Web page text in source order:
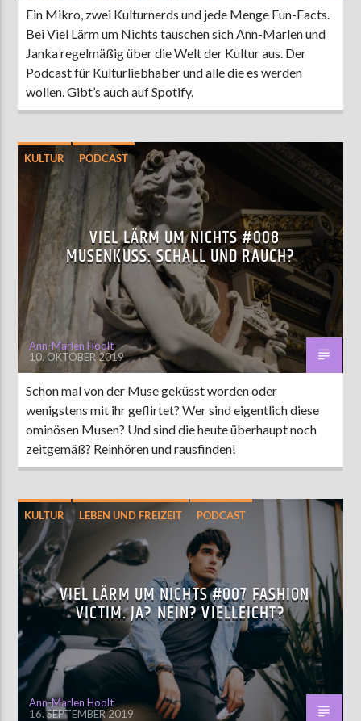
Ein Mikro, zwei Kulturnerds und jede Menge Fun-Facts.
Bei Viel Lärm um Nichts tauschen sich Ann-Marlen und
Janka regelmäßig über die Welt der Kultur aus. Der
Podcast für Kulturliebhaber und alle die es werden
wollen. Gibt’s auch auf Spotify.
KULTUR PODCAST
VIEL LÄRM UM NICHTS #008
MUSENKUSS: SCHALL UND RAUCH?
Ann-Marlen Hoolt
10. OKTOBER 2019
Schon mal von der Muse geküsst worden oder
wenigstens mit ihr geflirtet? Wer sind eigentlich diese
ominösen Musen? Und sind die heute überhaupt noch
zeitgemäß? Reinhören und rausfinden!
KULTUR LEBEN UND FREIZEIT PODCAST
VIEL LÄRM UM NICHTS #007 FASHION
VICTIM. JA? NEIN? VIELLEICHT?
Ann-Marlen Hoolt
16. SEPTEMBER 2019